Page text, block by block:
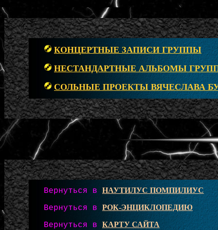
КОНЦЕРТНЫЕ ЗАПИСИ ГРУППЫ
НЕСТАНДАРТНЫЕ АЛЬБОМЫ
СОЛЬНЫЕ ПРОЕКТЫ ВЯЧЕСЛАВА
Вернуться в НАУТИЛУС ПОМПИЛИУС
Вернуться в РОК-ЭНЦИКЛОПЕДИЮ
Вернуться в КАРТУ САЙТА